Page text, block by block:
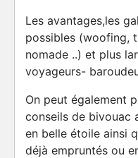
Les avantages,les
possibles (woofing,
nomade ..) et plus
voyageurs-
On peut également
conseils de bivouac
en belle étoile ainsi
déjà empruntés ou